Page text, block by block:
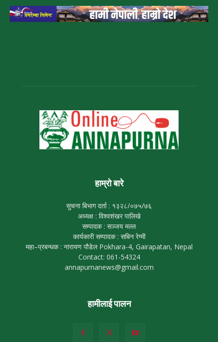
हाम्रो बारे
सुचना बिभाग दर्ता : १३२८/०७५/७६
अध्यक्ष : विश्वशंखर पालिखे
सम्पादक : सञ्जय मल्ल
कार्यकारी सम्पादक : सबिन रेग्मी
महा–प्रबन्धक : नारायण पौडेल Pokhara-4, Gairapatan, Nepal
Contact: 061-54324
annapurnanews@gmail.com
हामीलाई पालन